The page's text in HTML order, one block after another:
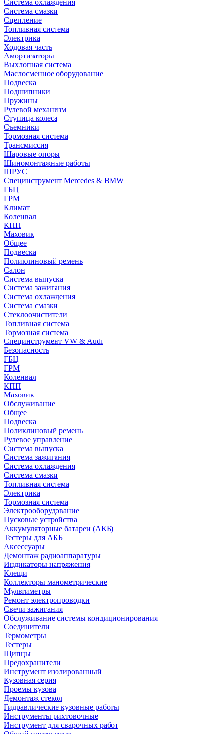
Система охлаждения
Система смазки
Сцепление
Топливная система
Электрика
Ходовая часть
Амортизаторы
Выхлопная система
Маслосменное оборудование
Подвеска
Подшипники
Пружины
Рулевой механизм
Ступица колеса
Съемники
Тормозная система
Трансмиссия
Шаровые опоры
Шиномонтажные работы
ШРУС
Специнструмент Mercedes & BMW
ГБЦ
ГРМ
Климат
Коленвал
КПП
Маховик
Общее
Подвеска
Поликлиновый ремень
Салон
Система выпуска
Система зажигания
Система охлаждения
Система смазки
Стеклоочистители
Топливная система
Тормозная система
Специнструмент VW & Audi
Безопасность
ГБЦ
ГРМ
Коленвал
КПП
Маховик
Обслуживание
Общее
Подвеска
Поликлиновый ремень
Рулевое управление
Система выпуска
Система зажигания
Система охлаждения
Система смазки
Топливная система
Электрика
Тормозная система
Электрооборудование
Пусковые устройства
Аккумуляторные батареи (АКБ)
Тестеры для АКБ
Аксессуары
Демонтаж радиоаппаратуры
Индикаторы напряжения
Клещи
Коллекторы манометрические
Мультиметры
Ремонт электропроводки
Свечи зажигания
Обслуживание системы кондиционирования
Соединители
Термометры
Тестеры
Щипцы
Предохранители
Инструмент изолированный
Кузовная серия
Проемы кузова
Демонтаж стекол
Гидравлические кузовные работы
Инструменты рихтовочные
Инструмент для сварочных работ